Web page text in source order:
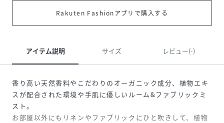
Rakuten Fashionアプリで購入する
アイテム説明 サイズ レビュー(-)
香り高い天然香料やこだわりのオーガニック成分、植物エキ
スが配合された環境や手肌に優しいルーム&ファブリックミ
スト。
お部屋以外にもリネンやファブリックにひと吹きして、植物